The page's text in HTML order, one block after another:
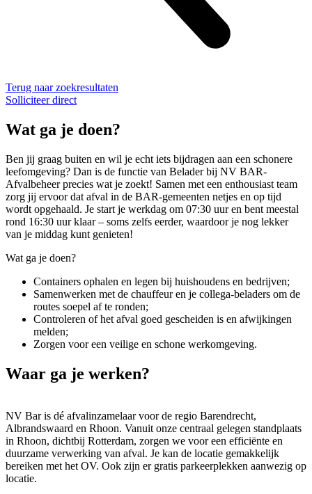
Terug naar zoekresultaten
Solliciteer direct
Wat ga je doen?
Ben jij graag buiten en wil je echt iets bijdragen aan een schonere
leefomgeving? Dan is de functie van Belader bij NV BAR-
Afvalbeheer precies wat je zoekt! Samen met een enthousiast team
zorg jij ervoor dat afval in de BAR-gemeenten netjes en op tijd
wordt opgehaald. Je start je werkdag om 07:30 uur en bent meestal
rond 16:30 uur klaar – soms zelfs eerder, waardoor je nog lekker
van je middag kunt genieten!
Wat ga je doen?
Containers ophalen en legen bij huishoudens en bedrijven;
Samenwerken met de chauffeur en je collega-beladers om de
routes soepel af te ronden;
Controleren of het afval goed gescheiden is en afwijkingen
melden;
Zorgen voor een veilige en schone werkomgeving.
Waar ga je werken?
NV Bar is dé afvalinzamelaar voor de regio Barendrecht,
Albrandswaard en Rhoon. Vanuit onze centraal gelegen standplaats
in Rhoon, dichtbij Rotterdam, zorgen we voor een efficiënte en
duurzame verwerking van afval. Je kan de locatie gemakkelijk
bereiken met het OV. Ook zijn er gratis parkeerplekken aanwezig op
locatie.